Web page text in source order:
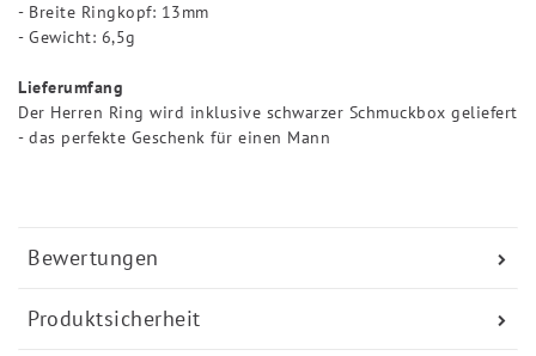
Bewertungen
Produktsicherheit
- Breite Ringkopf: 13mm
- Gewicht: 6,5g
Lieferumfang
Der Herren Ring wird inklusive schwarzer Schmuckbox geliefert
- das perfekte Geschenk für einen Mann